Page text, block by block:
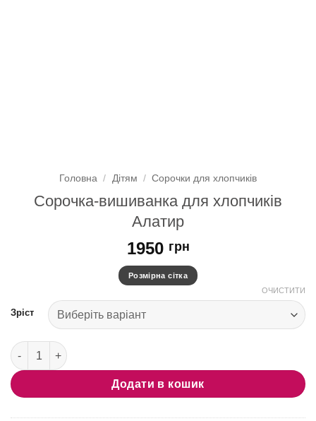
Головна / Дітям / Сорочки для хлопчиків
Сорочка-вишиванка для хлопчиків
Алатир
1950 грн
Розмірна сітка
Зріст
ОЧИСТИТИ
Сорочка-вишиванка для хлопчиків Алатир кількість
Додати в кошик